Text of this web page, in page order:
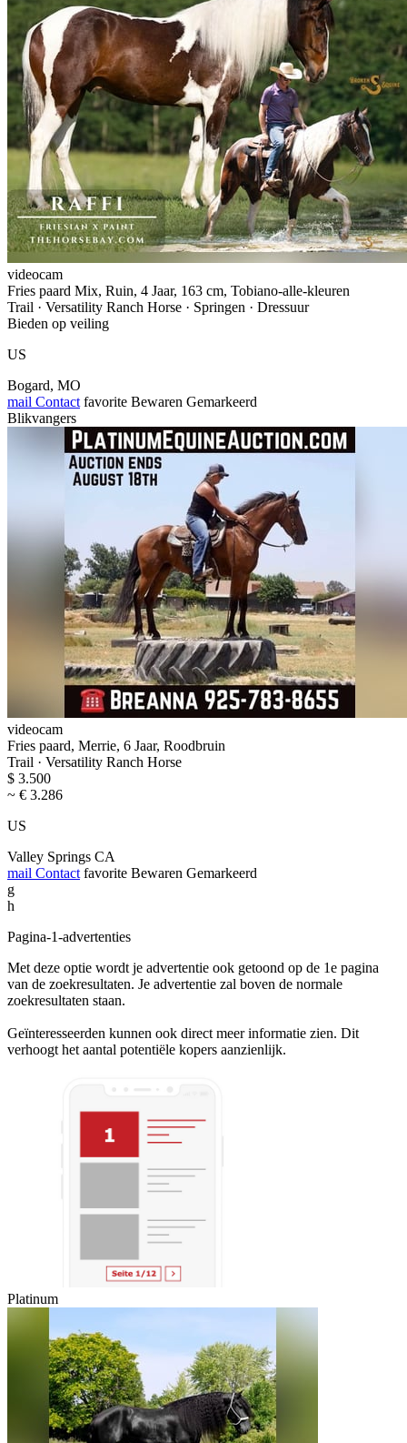
videocam
Fries paard Mix, Ruin, 4 Jaar, 163 cm, Tobiano-alle-kleuren
Trail · Versatility Ranch Horse · Springen · Dressuur
Bieden op veiling
US
Bogard, MO
mail Contact favorite Bewaren Gemarkeerd
Blikvangers
videocam
Fries paard, Merrie, 6 Jaar, Roodbruin
Trail · Versatility Ranch Horse
$ 3.500
~ € 3.286
US
Valley Springs CA
mail Contact favorite Bewaren Gemarkeerd
g
h
Pagina-1-advertenties
Met deze optie wordt je advertentie ook getoond op de 1e pagina
van de zoekresultaten. Je advertentie zal boven de normale
zoekresultaten staan.
Geïnteresseerden kunnen ook direct meer informatie zien. Dit
verhoogt het aantal potentiële kopers aanzienlijk.
Platinum